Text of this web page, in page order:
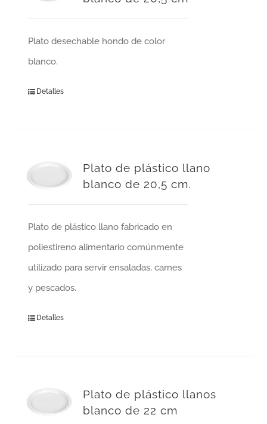
Plato desechable hondo de color
blanco.
Detalles
Plato de plástico llano
blanco de 20,5 cm.
Plato de plástico llano fabricado en
poliestireno alimentario comúnmente
utilizado para servir ensaladas, carnes
y pescados.
Detalles
Plato de plástico llanos
blanco de 22 cm